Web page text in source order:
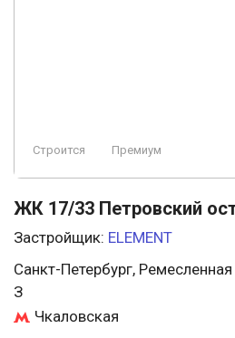
Строится Премиум
ЖК 17/33 Петровский
Застройщик: ELEMENT
Санкт-Петербург,
З
Чкаловская